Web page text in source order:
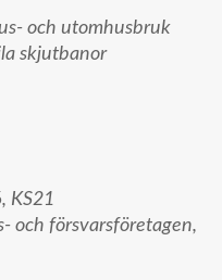
och utomhusbruk
skjutbanor
KS21
och försvarsföretagen,